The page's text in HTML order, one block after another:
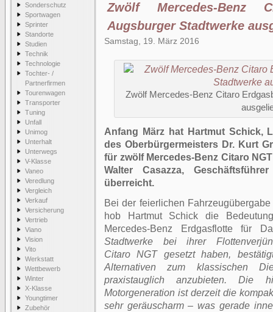
Sonderschutz
Sportwagen
Sprinter
Standorte
Studien
Technik
Technologie
Tochter- /
Partnerfirmen
Tourenwagen
Transporter
Tuning
Unfall
Unimog
Unterhalt
Unterwegs
V-Klasse
Vaneo
Veredlung
Vergleich
Verkauf
Versicherung
Vertrieb
Viano
Vision
Vito
Werkstatt
Wettbewerb
Winter
X-Klasse
Youngtimer
Zubehör
Zwölf Mercedes-Benz
Augsburger Stadtwerke
Samstag, 19. März 2016
Zwölf Mercedes-Benz Citaro
Anfang März hat Hartmut Schick,
des Oberbürgermeisters Dr. Kurt
für zwölf Mercedes-Benz Citaro
Walter Casazza,
überreicht.
Bei der feierlichen
hob Hartmut Schick die
Mercedes-Benz Erdgasflotte für
Stadtwerke bei ihrer
Citaro NGT gesetzt haben,
Alternativen zum klassischen
praxistauglich anzubieten. Die
Motorgeneration ist derzeit die
sehr geräuscharm – was gerade